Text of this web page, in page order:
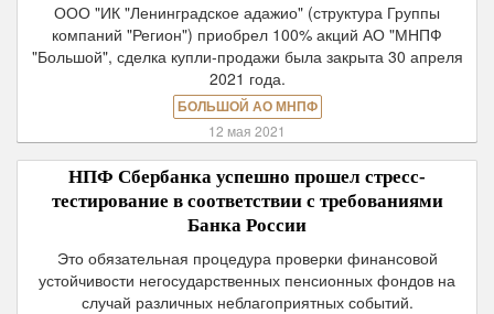
ООО "ИК "Ленинградское адажио" (структура Группы
компаний "Регион") приобрел 100% акций АО "МНПФ
"Большой", сделка купли-продажи была закрыта 30 апреля
2021 года.
БОЛЬШОЙ АО МНПФ
12 мая 2021
НПФ Сбербанка успешно прошел стресс-
тестирование в соответствии с требованиями
Банка России
Это обязательная процедура проверки финансовой
устойчивости негосударственных пенсионных фондов на
случай различных неблагоприятных событий.